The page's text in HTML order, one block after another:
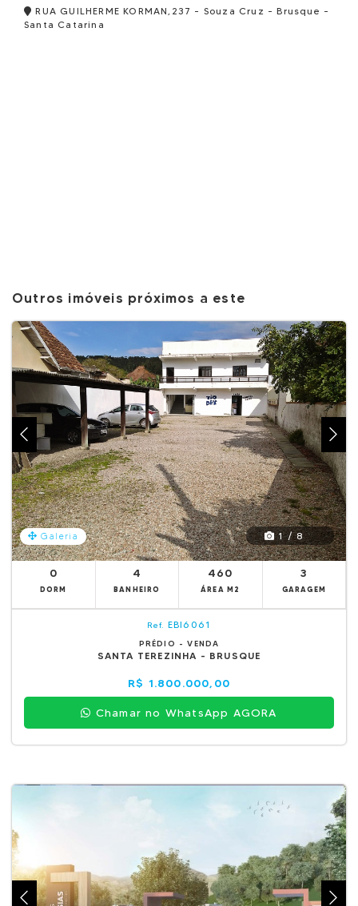
RUA GUILHERME KORMAN,237 - Souza Cruz - Brusque -
Santa Catarina
Outros imóveis próximos a este
Galeria 1 / 8
0
DORM
4
BANHEIRO
460
ÁREA M2
3
GARAGEM
Ref. EBI6061
PRÉDIO - VENDA
SANTA TEREZINHA - BRUSQUE
R$ 1.800.000,00
Chamar no WhatsApp AGORA